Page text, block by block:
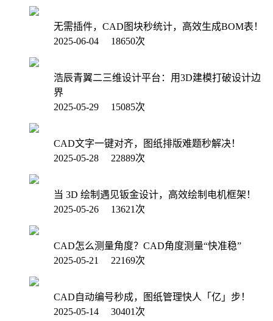
无需插件，CAD图块秒统计，高效生成BOM表！
2025-06-04 18650次
浩辰青翼二三维设计平台：用3D建模打破设计边
界
2025-05-29 15085次
CAD文字一键对齐，图纸排版难题秒解决！
2025-05-28 22889次
当 3D 绘制遇见钣金设计，高效绘制电机框架！
2025-05-26 13621次
CAD怎么测量角度？CAD角度测量“快准稳”
2025-05-21 22169次
CAD自动编号秒成，图纸管理快人「亿」步！
2025-05-14 30401次